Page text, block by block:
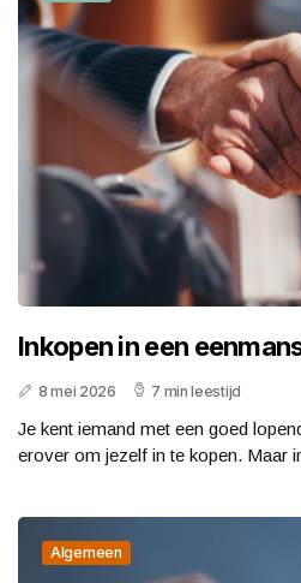
Inkopen in een
8 mei 2026 7 min leestijd
Je kent iemand met een goed
erover om jezelf in te kopen. Maar
Algemeen